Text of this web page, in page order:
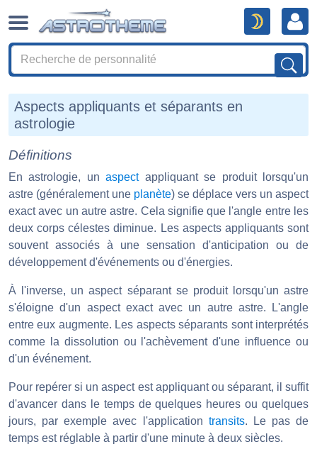
Aspects appliquants et séparants en
astrologie
Définitions
En astrologie, unaspectappliquant se produit lorsqu'un
astre (généralement une planète) se déplace vers un aspect
exact avec un autre astre. Cela signifie que l'angle entre les
deux corps célestes diminue. Les aspects appliquants sont
souvent associés à une sensation d'anticipation ou de
développement d'événements ou d'énergies.
À l'inverse, un aspect séparant se produit lorsqu'un astre
s'éloigne d'un aspect exact avec un autre astre. L'angle
entre eux augmente. Les aspects séparants sont interprétés
comme la dissolution ou l'achèvement d'une influence ou
d'un événement.
Pour repérer si un aspect est appliquant ou séparant, il suffit
d'avancer dans le temps de quelques heures ou quelques
jours, par exemple avec l'application transits. Le pas de
temps est réglable à partir d'une minute à deux siècles.